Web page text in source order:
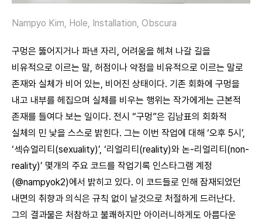
Nampyo Kim, Hole, Installation, Obscura
구멍은 뚫어지거나 파낸 자리, 어려움을 헤쳐 나갈 길을
비유적으로 이르는 말, 허점이나 약점을 비유적으로 이르는 말로
존재와 실체가 비어 있는, 비어진 상태이다. 기존 회화에 구멍을
내고 내부를 헤집으며 실체를 비우는 행위는 작가에게는 근본적
존재를 들여다 보는 일이다. 전시 “구멍”은 김남표의 회화적
실체의 민 낯을 스스로 밝힌다. 그는 이번 작업에 대해 ‘오후 5시’,
‘섹슈얼리티(sexuality)’, ‘리얼리티(reality)와 논-리얼리티(non-
reality)’ 몇개의 주요 코드를 작업기록 인스타그램 계정
(@nampyok2)에서 밝히고 있다. 이 코드들로 인해 잠재되었던
내면의 취향과 의식은 규칙 없이 날것으로 처절하게 드러난다.
그의 결과물은 처참하고 불쾌하지만 아이러니하게도 아름다운